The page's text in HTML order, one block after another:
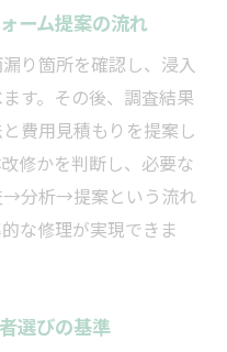
ーム提案の流れ
り箇所を確認し、浸入
す。その後、調査結果
費用見積もりを提案し
修かを判断し、必要な
→分析→提案という流れ
な修理が実現できま
選びの基準